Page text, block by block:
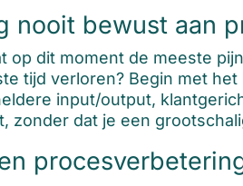
nooit bewust aan
op dit moment de meeste
tijd verloren? Begin met
input/output,
zonder dat je een